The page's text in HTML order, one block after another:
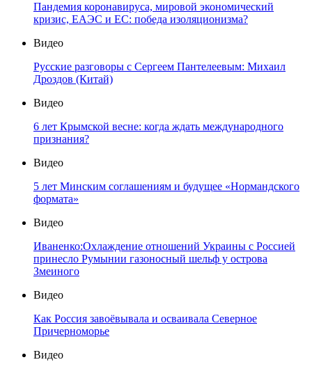
Пандемия коронавируса, мировой экономический
кризис, ЕАЭС и ЕС: победа изоляционизма?
Видео
Русские разговоры с Сергеем Пантелеевым: Михаил
Дроздов (Китай)
Видео
6 лет Крымской весне: когда ждать международного
признания?
Видео
5 лет Минским соглашениям и будущее «Нормандского
формата»
Видео
Иваненко:Охлаждение отношений Украины с Россией
принесло Румынии газоносный шельф у острова
Змеиного
Видео
Как Россия завоёвывала и осваивала Северное
Причерноморье
Видео